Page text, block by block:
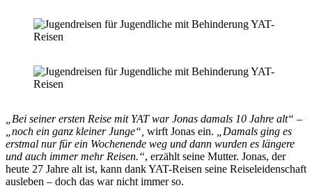
„Bei seiner ersten Reise mit YAT war Jonas damals 10 Jahre alt“ –
„noch ein ganz kleiner Junge“, wirft Jonas ein.
„Damals ging es
erstmal nur für ein Wochenende weg und dann wurden es längere
und auch immer mehr Reisen.“, erzählt seine Mutter. Jonas, der
heute 27 Jahre alt ist, kann dank YAT-Reisen seine Reiseleidenschaft
ausleben – doch das war nicht immer so.